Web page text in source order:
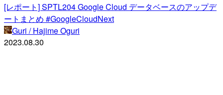
[レポート] SPTL204 Google Cloud データベースのアップデ
ートまとめ #GoogleCloudNext
Guri / Hajime Oguri
2023.08.30